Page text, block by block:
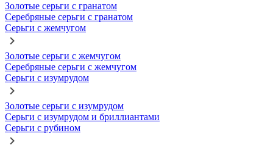
Золотые серьги с гранатом
Серебряные серьги с гранатом
Серьги с жемчугом
Золотые серьги с жемчугом
Серебряные серьги с жемчугом
Серьги с изумрудом
Золотые серьги с изумрудом
Серьги с изумрудом и бриллиантами
Серьги с рубином